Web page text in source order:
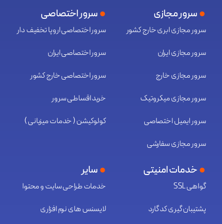
سرور مجازی
سرور مجازی ابری خارج کشور
سرور مجازی ایران
سرور مجازی خارج
سرور مجازی میکروتیک
سرور ایمیل اختصاصی
سرور مجازی سفارشی
سرور اختصاصی
سرور اختصاصی اروپا تخفیف دار
سرور اختصاصی ایران
سرور اختصاصی خارج کشور
خرید اقساطی سرور
کولوکیشن ( خدمات میزبانی )
خدمات امنیتی
گواهی SSL
پشتیبان گیری کد گارد
سایر
خدمات طراحی سایت و محتوا
لایسنس های نرم افزاری